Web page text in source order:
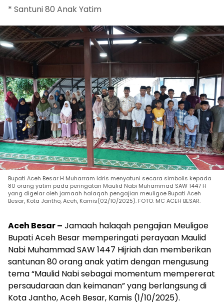
* Santuni 80 Anak Yatim
Bupati Aceh Besar H Muharram Idris menyatuni secara simbolis kepada
80 orang yatim pada peringatan Maulid Nabi Muhammad SAW 1447 H
yang digelar oleh jamaah halaqah pengajian meuligoe Bupati Aceh
Besar, Kota Jantho, Aceh, Kamis(02/10/2025). FOTO: MC ACEH BESAR.
Aceh Besar – Jamaah halaqah pengajian Meuligoe
Bupati Aceh Besar memperingati perayaan Maulid
Nabi Muhammad SAW 1447 Hijriah dan memberikan
santunan 80 orang anak yatim dengan mengusung
tema “Maulid Nabi sebagai momentum mempererat
persaudaraan dan keimanan” yang berlangsung di
Kota Jantho, Aceh Besar, Kamis (1/10/2025).